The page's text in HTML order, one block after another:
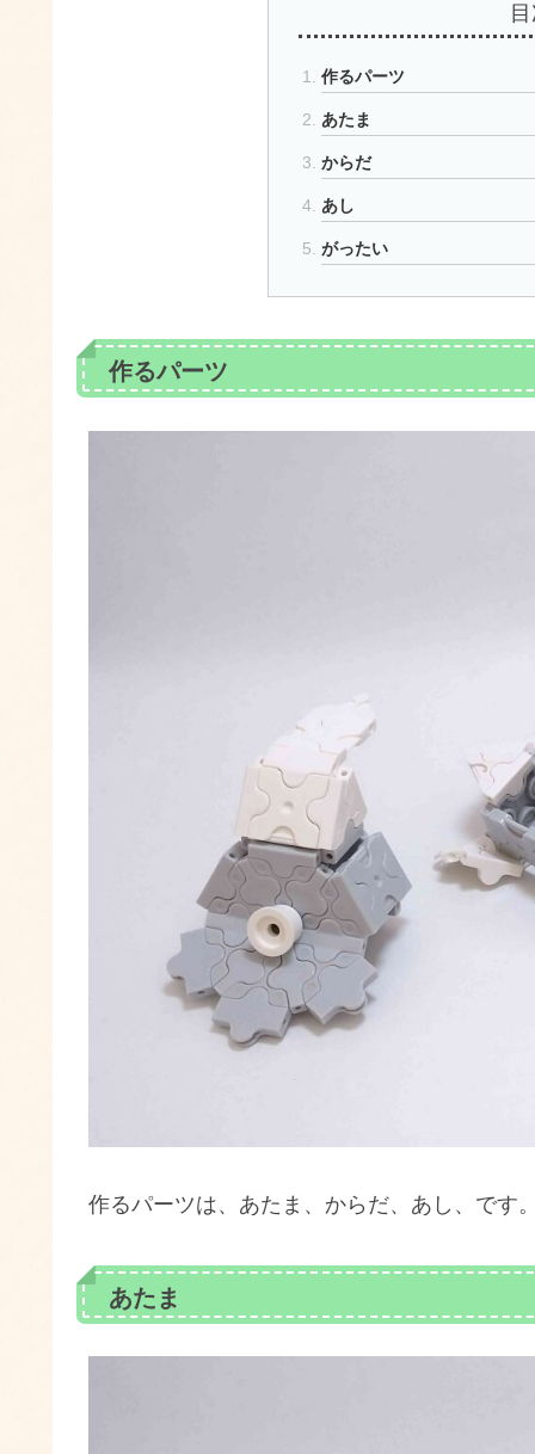
作るパーツ
あたま
からだ
あし
がったい
作るパーツ
作るパーツは、あたま、からだ、あし、です
あたま